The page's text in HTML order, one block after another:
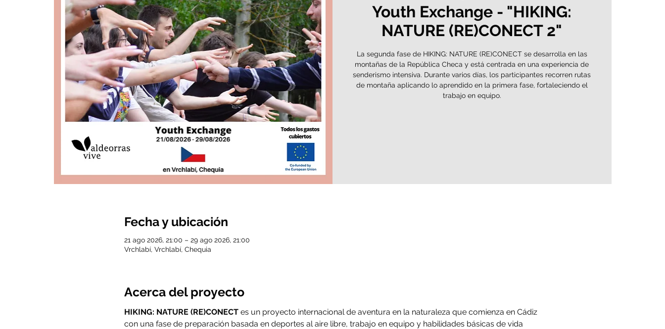
Youth Exchange - "HIKING:
NATURE (RE)CONECT 2"
La segunda fase de HIKING: NATURE (RE)CONECT se desarrolla en las
montañas de la República Checa y está centrada en una experiencia de
senderismo intensiva. Durante varios días, los participantes recorren rutas
de montaña aplicando lo aprendido en la primera fase, fortaleciendo el
trabajo en equipo.
Fecha y ubicación
21 ago 2026, 21:00 – 29 ago 2026, 21:00
Vrchlabí, Vrchlabí, Chequia
Acerca del proyecto
HIKING: NATURE (RE)CONECT es un proyecto internacional de aventura en la naturaleza que comienza en Cádiz
con una fase de preparación basada en deportes al aire libre, trabajo en equipo y habilidades básicas de vida